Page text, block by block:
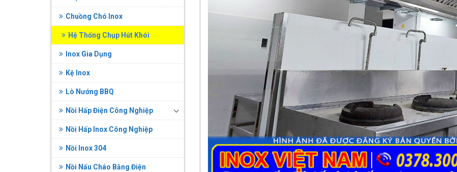
Chuồng Chó Inox
Hệ Thống Chụp Hút Khói
Inox Gia Dụng
Kệ Inox
Lò Nướng BBQ
Nồi Hấp Điện Công Nghiệp
Nồi Hấp Inox Công Nghiệp
Nồi Inox 304
Nồi Nấu Cháo Bằng Điện